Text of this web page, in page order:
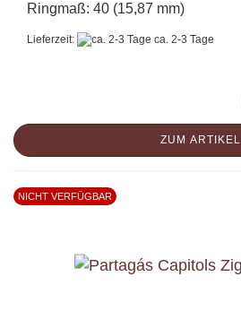
Ringmaß: 40 (15,87 mm)
Lieferzeit: ca. 2-3 Tage
ZUM ARTIKEL
NICHT VERFÜGBAR